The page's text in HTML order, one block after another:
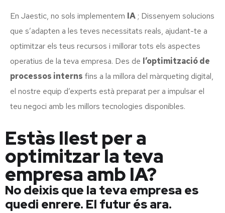
En Jaestic, no sols implementem IA; Dissenyem solucions
que s’adapten a les teves necessitats reals, ajudant-te a
optimitzar els teus recursos i millorar tots els aspectes
operatius de la teva empresa. Des de l’optimització de
processos interns fins a la millora del màrqueting digital,
el nostre equip d’experts està preparat per a impulsar el
teu negoci amb les millors tecnologies disponibles.
Estàs llest per a
optimitzar la teva
empresa amb IA?
No deixis que la teva empresa es
quedi enrere. El futur és ara.